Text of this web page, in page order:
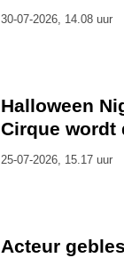
30-07-2026, 14.08 uur
Halloween
Cirque wordt
25-07-2026, 15.17 uur
Acteur